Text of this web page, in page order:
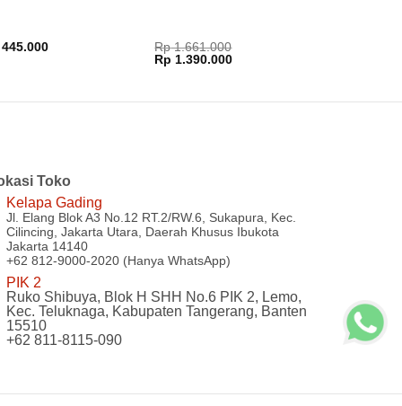
Rp1.661.000
Harga
aslinya
Rp 1.390.000Harga
Toko
Kelapa Gading
Jl. Elang Blok A3 No.12 RT.2/RW.6, Sukapura, Kec.
Cilincing, Jakarta Utara, Daerah Khusus Ibukota
Jakarta 14140
+62 812-9000-2020 (Hanya WhatsApp)
PIK 2
Ruko Shibuya, Blok H SHH No.6 PIK 2, Lemo,
Kec. Teluknaga, Kabupaten Tangerang, Banten
15510
+62 811-8115-090